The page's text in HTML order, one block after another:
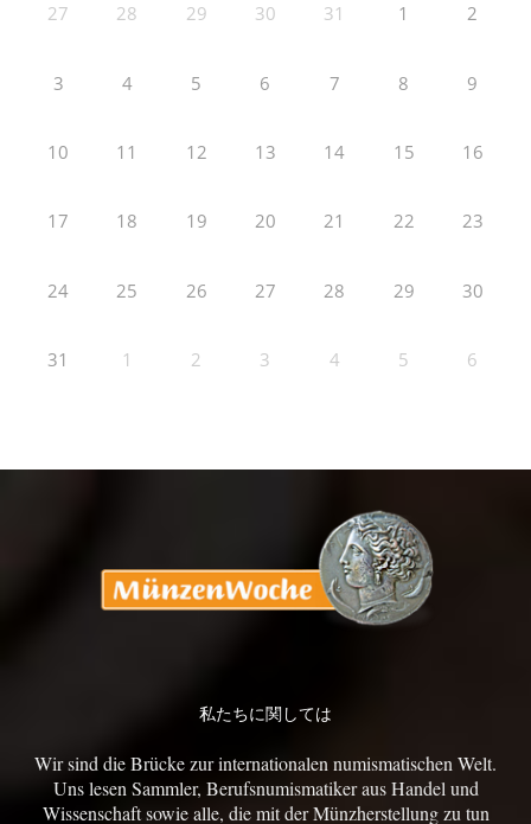
27 28 29 30 31 1 2
3 4 5 6 7 8 9
10 11 12 13 14 15 16
17 18 19 20 21 22 23
24 25 26 27 28 29 30
31 1 2 3 4 5 6
私たちに関しては
Wir sind die Brücke zur internationalen numismatischen Welt.
Uns lesen Sammler, Berufsnumismatiker aus Handel und
Wissenschaft sowie alle, die mit der Münzherstellung zu tun